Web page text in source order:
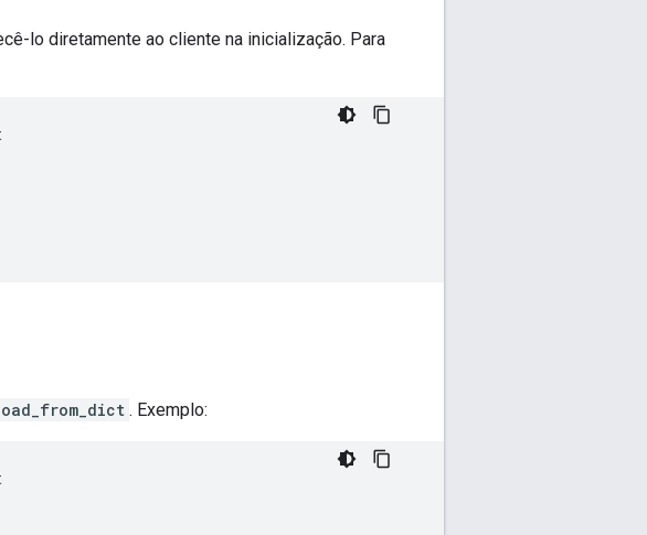
lo diretamente ao cliente na inicialização. Para
. Exemplo: